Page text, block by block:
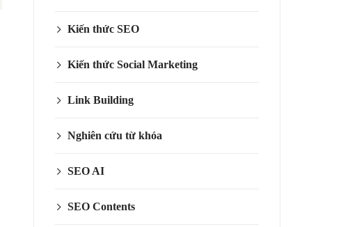
Kiến thức SEO
Kiến thức Social Marketing
Link Building
Nghiên cứu từ khóa
SEO AI
SEO Contents